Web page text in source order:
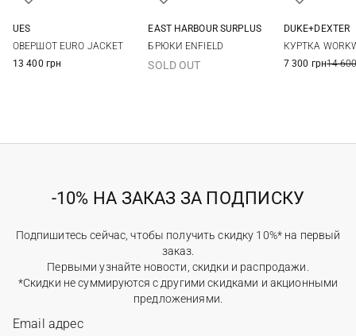
UES
ОВЕРШОТ EURO JACKET
13 400 грн
EAST HARBOUR SURPLUS
БРЮКИ ENFIELD
SOLD OUT
DUKE+DEXTER
КУРТКА
7 300 грн14
-10% НА ЗАКАЗ ЗА ПОДПИСКУ
Подпишитесь сейчас, чтобы получить скидку 10%* на первый
заказ.
Первыми узнайте новости, скидки и распродажи.
*Скидки не суммируются с другими скидками и акционными
предложениями.